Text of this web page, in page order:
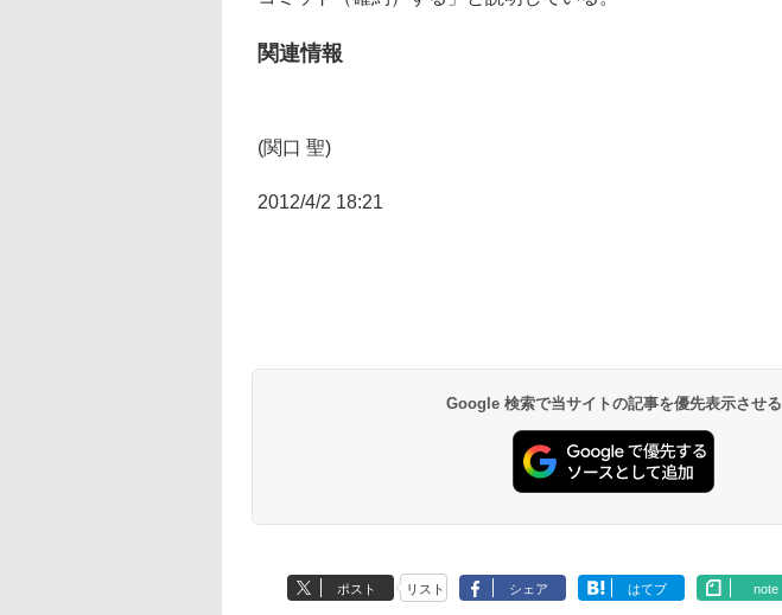
関連情報
(関口 聖)
2012/4/2 18:21
Google 検索で当サイトの記事を優先表示させる
ポスト リスト シェア はてブ note